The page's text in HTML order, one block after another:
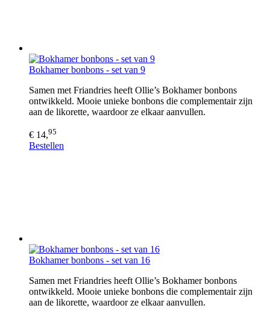
Bokhamer bonbons - set van 9
Samen met Friandries heeft Ollie’s Bokhamer bonbons
ontwikkeld. Mooie unieke bonbons die complementair zijn
aan de likorette, waardoor ze elkaar aanvullen.
€ 14,95
Bestellen
Bokhamer bonbons - set van 16
Samen met Friandries heeft Ollie’s Bokhamer bonbons
ontwikkeld. Mooie unieke bonbons die complementair zijn
aan de likorette, waardoor ze elkaar aanvullen.